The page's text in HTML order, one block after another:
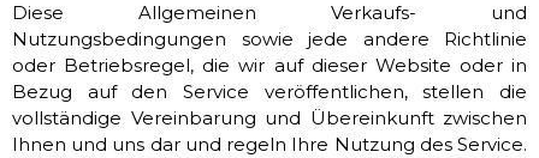
Diese Allgemeinen Verkaufs- und
Nutzungsbedingungen sowie jede andere Richtlinie
oder Betriebsregel, die wir auf dieser Website oder in
Bezug auf den Service veröffentlichen, stellen die
vollständige Vereinbarung und Übereinkunft zwischen
Ihnen und uns dar und regeln Ihre Nutzung des Service.